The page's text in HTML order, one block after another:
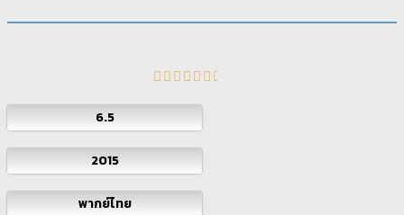
6.5
2015
พากย์ไทย